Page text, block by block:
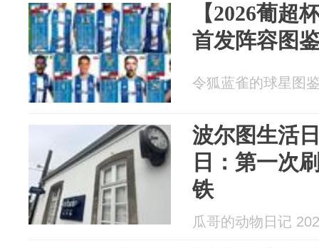
【2026葡超
首发阵容图
令狐蓝雀的球星图
波尔图生活
日：第一次
铁
瓜哥的动物日记